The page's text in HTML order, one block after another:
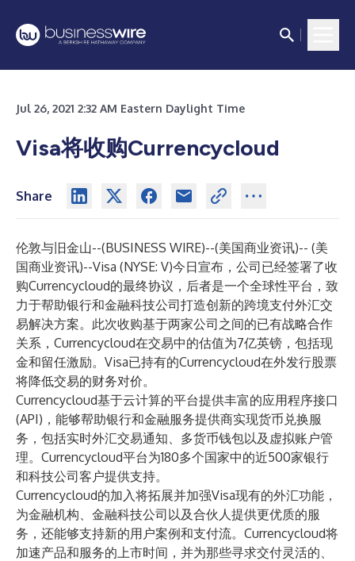
Jul 26, 2021 2:32 AM Eastern Daylight Time
Visa将收购Currencycloud
Share
伦敦与旧金山--(BUSINESS WIRE)--(美国商业资讯)-- (美
国商业资讯)--Visa (NYSE: V)今日宣布，公司已经签署了收
购Currencycloud的最终协议，后者是一个全球性平台，致
力于帮助银行和金融科技公司打造创新的跨境支付外汇交
易解决方案。此次收购基于两家公司之间的已有战略合作
关系，Currencycloud在交易中的估值为7亿英镑，包括现
金和留任激励。Visa已持有的Currencycloud在外发行股票
将降低交易的财务对价。
Currencycloud基于云计算的平台提供丰富的应用程序接口
(API)，能够帮助银行和金融服务提供商实现货币兑换服
务，包括实时外汇交易通知、多货币钱包以及虚拟账户管
理。Currencycloud平台为180多个国家中的近500家银行
和科技公司客户提供支持。
Currencycloud的加入将拓展并加强Visa现有的外汇功能，
为金融机构、金融科技公司以及合伙人提供更优质的服
务，还能够支持新的用户案例和支付流。Currencycloud将
加速产品和服务的上市时间，并为那些寻求交付灵活的、